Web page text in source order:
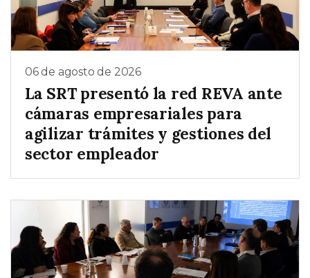
06 de agosto de 2026
La SRT presentó la red REVA ante
cámaras empresariales para
agilizar trámites y gestiones del
sector empleador